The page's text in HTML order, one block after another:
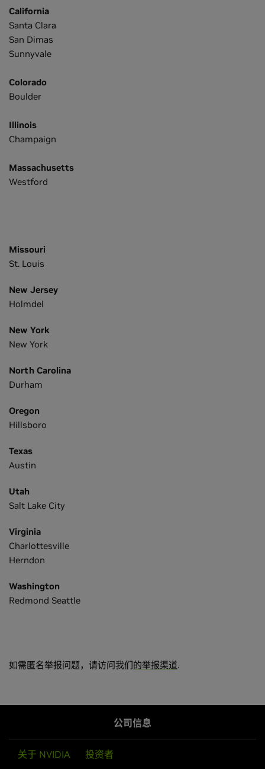
California
Santa Clara
San Dimas
Sunnyvale
Colorado
Boulder
Illinois
Champaign
Massachusetts
Westford
Missouri
St. Louis
New Jersey
Holmdel
New York
New York
North Carolina
Durham
Oregon
Hillsboro
Texas
Austin
Utah
Salt Lake City
Virginia
Charlottesville
Herndon
Washington
Redmond Seattle
Hong Kong
India
Gurugram
Hyderabad
Armenia
Belgium
Denmark
Roskilde
如需匿名举报问题，请访问我们的举报渠道.
公司信息
关于 NVIDIA 投资者